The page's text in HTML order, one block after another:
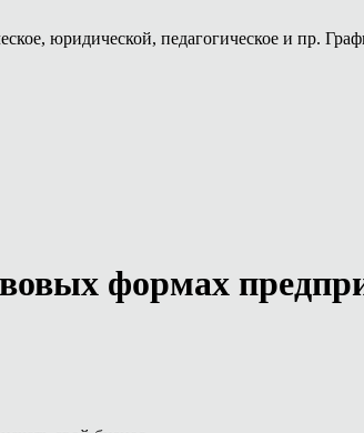
юридической, педагогическое и пр.
формах